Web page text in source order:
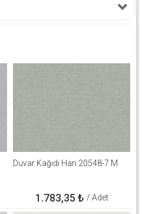
Duvar Kağıdı Han 20548-7 M
1.783,35 ₺ / Adet